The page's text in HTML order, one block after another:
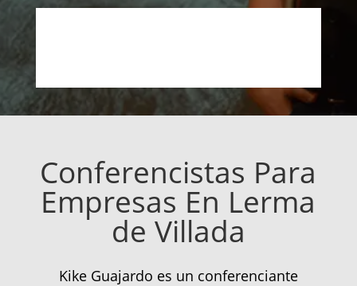
Conferencistas Para
Empresas En Lerma
de Villada
Kike Guajardo es un conferenciante